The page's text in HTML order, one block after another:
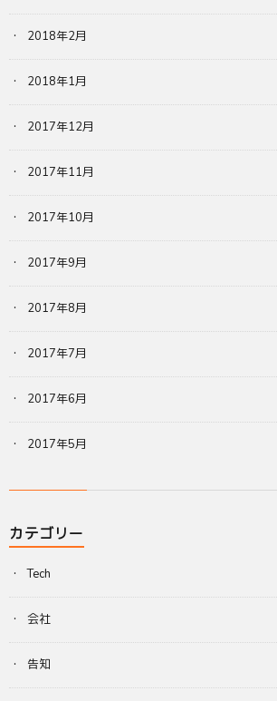
2018年2月
2018年1月
2017年12月
2017年11月
2017年10月
2017年9月
2017年8月
2017年7月
2017年6月
2017年5月
カテゴリー
Tech
会社
告知